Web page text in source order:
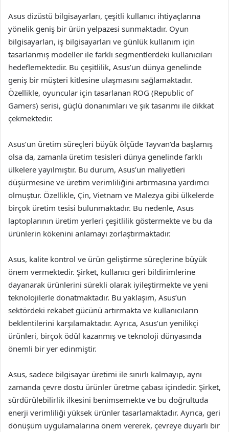
Asus dizüstü bilgisayarları, çeşitli kullanıcı ihtiyaçlarına
yönelik geniş bir ürün yelpazesi sunmaktadır. Oyun
bilgisayarları, iş bilgisayarları ve günlük kullanım için
tasarlanmış modeller ile farklı segmentlerdeki kullanıcıları
hedeflemektedir. Bu çeşitlilik, Asus’un dünya genelinde
geniş bir müşteri kitlesine ulaşmasını sağlamaktadır.
Özellikle, oyuncular için tasarlanan ROG (Republic of
Gamers) serisi, güçlü donanımları ve şık tasarımı ile dikkat
çekmektedir.
Asus’un üretim süreçleri büyük ölçüde Tayvan’da başlamış
olsa da, zamanla üretim tesisleri dünya genelinde farklı
ülkelere yayılmıştır. Bu durum, Asus’un maliyetleri
düşürmesine ve üretim verimliliğini artırmasına yardımcı
olmuştur. Özellikle, Çin, Vietnam ve Malezya gibi ülkelerde
birçok üretim tesisi bulunmaktadır. Bu nedenle, Asus
laptoplarının üretim yerleri çeşitlilik göstermekte ve bu da
ürünlerin kökenini anlamayı zorlaştırmaktadır.
Asus, kalite kontrol ve ürün geliştirme süreçlerine büyük
önem vermektedir. Şirket, kullanıcı geri bildirimlerine
dayanarak ürünlerini sürekli olarak iyileştirmekte ve yeni
teknolojilerle donatmaktadır. Bu yaklaşım, Asus’un
sektördeki rekabet gücünü artırmakta ve kullanıcıların
beklentilerini karşılamaktadır. Ayrıca, Asus’un yenilikçi
ürünleri, birçok ödül kazanmış ve teknoloji dünyasında
önemli bir yer edinmiştir.
Asus, sadece bilgisayar üretimi ile sınırlı kalmayıp, aynı
zamanda çevre dostu ürünler üretme çabası içindedir. Şirket,
sürdürülebilirlik ilkesini benimsemekte ve bu doğrultuda
enerji verimliliği yüksek ürünler tasarlamaktadır. Ayrıca, geri
dönüşüm uygulamalarına önem vererek, çevreye duyarlı bir